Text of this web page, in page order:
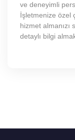
ve deneyimli
İşletmenize özel
hizmet almanızı
detaylı bilgi